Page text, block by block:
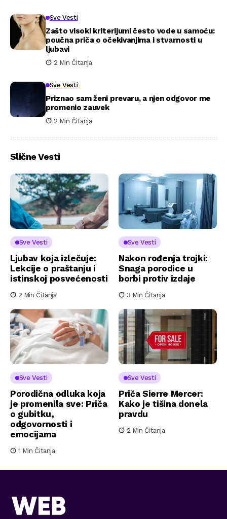
Sve Vesti
Zašto visoki kriterijumi često vode u samoću:
poučna priča o očekivanjima i stvarnosti u
ljubavi
2 Min Čitanja
Sve Vesti
Priznao sam ženi prevaru, a njen odgovor me
promenio zauvek
2 Min Čitanja
Slične Vesti
Sve Vesti
Ljubav koja izlečuje:
Lekcije o praštanju i
istinskoj posvećenosti
2 Min Čitanja
Sve Vesti
Nakon rođenja trojki:
Snaga porodice u
borbi protiv izdaje
3 Min Čitanja
Sve Vesti
Porodična odluka koja
je promenila sve: Priča
o gubitku,
odgovornosti i
emocijama
1 Min Čitanja
Sve Vesti
Priča Sierre Mercer:
Kako je tišina donela
pravdu
2 Min Čitanja